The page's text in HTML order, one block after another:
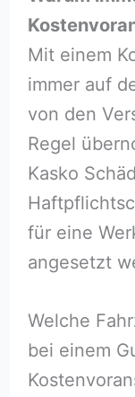
Mit einem
immer auf
von den
Regel
Kasko
für eine
angesetzt
Welche
bei einem